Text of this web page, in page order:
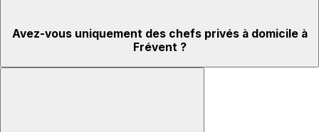
Avez-vous uniquement des chefs privés à domicile à
Frévent ?